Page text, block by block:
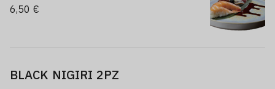
6,50 €
BLACK NIGIRI 2PZ